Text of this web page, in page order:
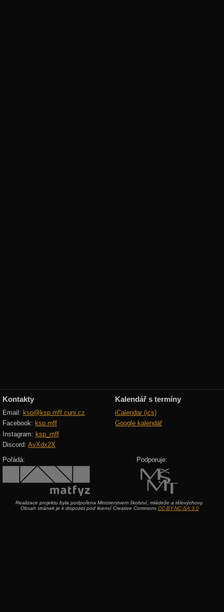
Kontakty
Email: ksp@ksp.mff.cuni.cz
Facebook: ksp.mff
Instagram: ksp_mff
Discord: AvXdx2X
Kalendář s termíny
iCalendar (ics)
Google kalendář
Pořádá: Podporuje:
Realizace projektu byla podpořena Ministerstvem školství, mládeže a tělovýchovy.
Obsah stránek je k dispozici pod licencí Creative Commons CC-BY-NC-SA 3.0